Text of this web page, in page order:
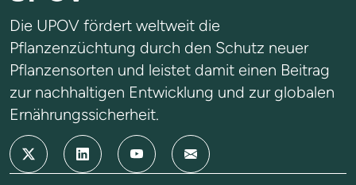
Die UPOV fördert weltweit die
Pflanzenzüchtung durch den Schutz neuer
Pflanzensorten und leistet damit einen Beitrag
zur nachhaltigen Entwicklung und zur globalen
Ernährungssicherheit.